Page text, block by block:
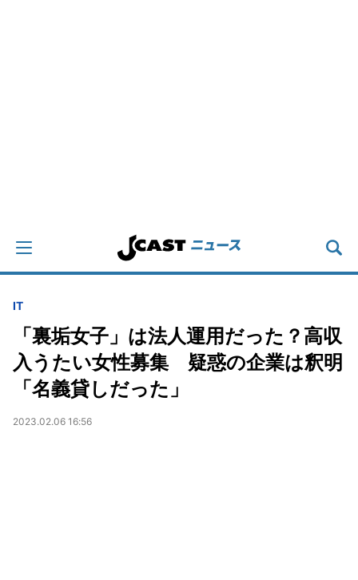
IT
「裏垢女子」は法人運用だった？高収
入うたい女性募集 疑惑の企業は釈明
「名義貸しだった」
2023.02.06 16:56